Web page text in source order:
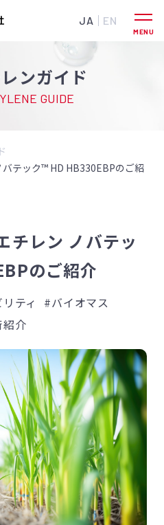
JA EN
ンガイド
GUIDE
テック™ HD HB330EBPのご紹
チレン ノバテッ
のご紹介
ティ
#バイオマス
介